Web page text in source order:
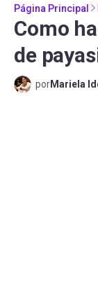
Página Principal
Como
de
porMariela